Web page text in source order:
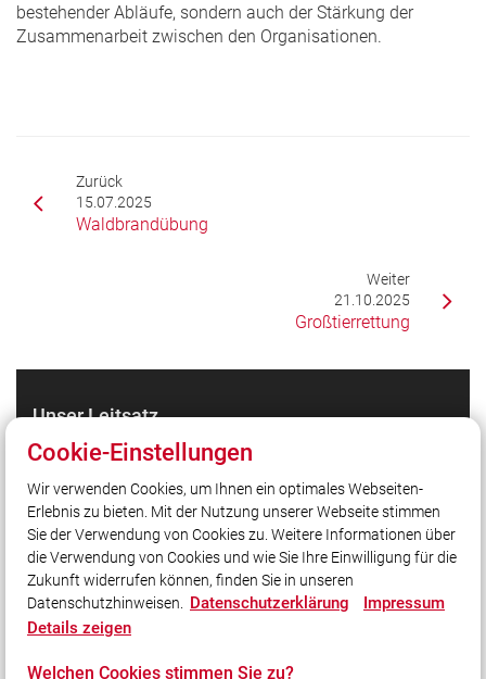
bestehender Abläufe, sondern auch der Stärkung der
Zusammenarbeit zwischen den Organisationen.
Zurück
15.07.2025
Waldbrandübung
Weiter
21.10.2025
Großtierrettung
Unser Leitsatz
Quicklinks
LFV Bayern
Quicklink intern
Social Media
Cookie-Einstellungen
Wir verwenden Cookies, um Ihnen ein optimales Webseiten-
Erlebnis zu bieten. Mit der Nutzung unserer Webseite stimmen
Sie der Verwendung von Cookies zu. Weitere Informationen über
die Verwendung von Cookies und wie Sie Ihre Einwilligung für die
Zukunft widerrufen können, finden Sie in unseren
Datenschutzhinweisen. Datenschutzerklärung
Impressum
Details zeigen
Welchen Cookies stimmen Sie zu?